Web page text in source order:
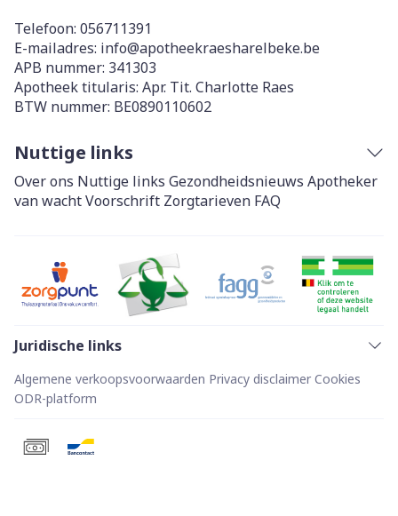
Telefoon: 056711391
E-mailadres: info@apotheekraesharelbeke.be
APB nummer: 341303
Apotheek titularis: Apr. Tit. Charlotte Raes
BTW nummer: BE0890110602
Nuttige links
Over ons Nuttige links Gezondheidsnieuws Apotheker
van wachtVoorschrift Zorgtarieven FAQ
Juridische links
Algemene verkoopsvoorwaarden Privacy disclaimer Cookies
ODR-platform